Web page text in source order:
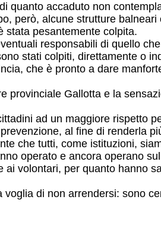
quanto accaduto non
però, alcune strutture balneari
stata pesantemente colpita.
responsabili di quello
stati colpiti, direttamente o
che è pronto a dare
provinciale Gallotta e la
ad un maggiore rispetto
al fine di renderla
che tutti, come istituzioni,
operato e ancora operano
ai volontari, per quanto hanno
di non arrendersi: sono